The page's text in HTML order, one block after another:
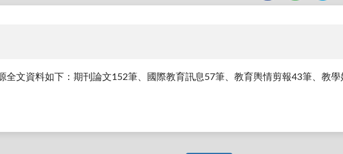
全文資料如下：期刊論文152筆、國際教育訊息57筆、教育輿情剪報43筆、教